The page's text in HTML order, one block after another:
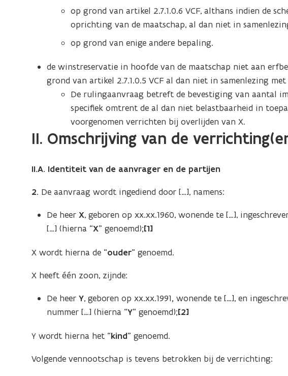
op grond van artikel 2.7.1.0.6 VCF, althans indien de
oprichting van de maatschap, al dan niet in
op grond van enige andere bepaling.
de winstreservatie in hoofde van de maatschap niet aan
grond van artikel 2.7.1.0.5 VCF al dan niet in samenlezing met
De rulingaanvraag betreft de bevestiging van aantal
specifiek omtrent de al dan niet belastbaarheid in
voorgenomen verrichten bij overlijden van X.
II. Omschrijving van de
II.A. Identiteit van de aanvrager en de partijen
2. De aanvraag wordt ingediend door […], namens:
De heerX, geboren op xx.xx.1960, wonende te […],
[…] (hierna “X” genoemd);[1]
X wordt hierna de “ouder” genoemd.
X heeft één zoon, zijnde:
De heerY, geboren op xx.xx.1991,wonende te […], en
nummer […] (hierna “Y” genoemd);[2]
Y wordt hierna het “kind” genoemd.
Volgende vennootschap is tevens betrokken bij de verrichting: